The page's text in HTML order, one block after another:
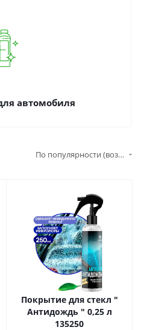
автомобиля
По популярности (возрастание)
Покрытие для стекл "
Антидождь " 0,25 л
135250